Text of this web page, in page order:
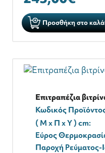
Προσθήκη στο
Επιτραπέζια
Κωδικός
( M x Π x Y ) cm:
Εύρος
Παροχή Ρεύματος-